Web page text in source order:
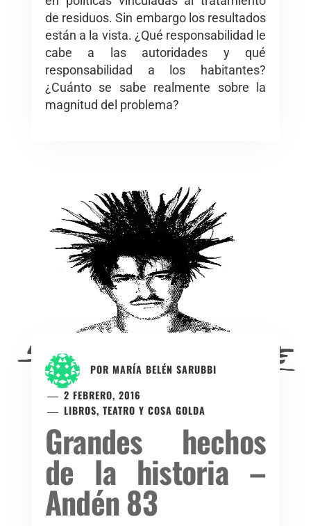
de residuos. Sin embargo los resultados
están a la vista. ¿Qué responsabilidad le
cabe a las autoridades y qué
responsabilidad a los habitantes?
¿Cuánto se sabe realmente sobre la
magnitud del problema?
POR MARÍA BELÉN SARUBBI
2 FEBRERO, 2016
LIBROS, TEATRO Y COSA GOLDA
Grandes hechos
de la historia –
Andén 83